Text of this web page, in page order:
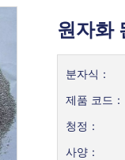
원자화
분자식：
제품 코드：
청정：
사양：